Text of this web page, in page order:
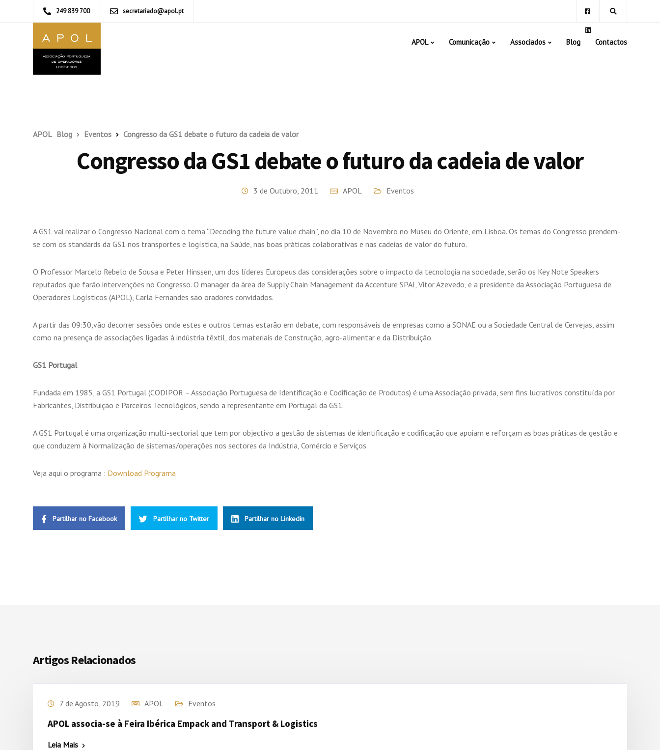
249 839 700 secretariado@apol.pt
APOL Comunicação Associados Blog Contactos
APOL Blog Eventos Congresso da GS1 debate o futuro da cadeia de valor
Congresso da GS1 debate o futuro da cadeia de valor
3 de Outubro, 2011 APOL Eventos
A GS1 vai realizar o Congresso Nacional com o tema “Decoding the future value chain”, no dia 10 de Novembro no Museu do Oriente, em Lisboa. Os temas do Congresso prendem-
se com os standards da GS1 nos transportes e logística, na Saúde, nas boas práticas colaborativas e nas cadeias de valor do futuro.
O Professor Marcelo Rebelo de Sousa e Peter Hinssen, um dos líderes Europeus das considerações sobre o impacto da tecnologia na sociedade, serão os Key Note Speakers
reputados que farão intervenções no Congresso. O manager da área de Supply Chain Management da Accenture SPAI, Vitor Azevedo, e a presidente da Associação Portuguesa de
Operadores Logísticos (APOL), Carla Fernandes são oradores convidados.
A partir das 09:30,vão decorrer sessões onde estes e outros temas estarão em debate, com responsáveis de empresas como a SONAE ou a Sociedade Central de Cervejas, assim
como na presença de associações ligadas à indústria têxtil, dos materiais de Construção, agro-alimentar e da Distribuição.
GS1 Portugal
Fundada em 1985, a GS1 Portugal (CODIPOR – Associação Portuguesa de Identificação e Codificação de Produtos) é uma Associação privada, sem fins lucrativos constituída por
Fabricantes, Distribuição e Parceiros Tecnológicos, sendo a representante em Portugal da GS1.
A GS1 Portugal é uma organização multi-sectorial que tem por objectivo a gestão de sistemas de identificação e codificação que apoiam e reforçam as boas práticas de gestão e
que conduzem à Normalização de sistemas/operações nos sectores da Indústria, Comércio e Serviços.
Veja aqui o programa : Download Programa
Partilhar no Facebook Partilhar no Twitter Partilhar no Linkedin
Artigos Relacionados
7 de Agosto, 2019 APOL Eventos
APOL associa-se à Feira Ibérica Empack and Transport & Logistics
Leia Mais